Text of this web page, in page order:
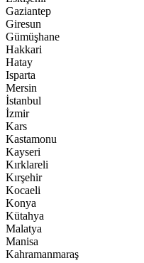
Gaziantep
Giresun
Gümüşhane
Hakkari
Hatay
Isparta
Mersin
İstanbul
İzmir
Kars
Kastamonu
Kayseri
Kırklareli
Kırşehir
Kocaeli
Konya
Kütahya
Malatya
Manisa
Kahramanmaraş